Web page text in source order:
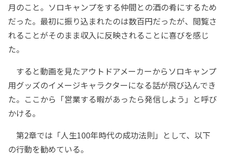
月のこと。ソロキャンプをする仲間との酒の肴にするため
だった。最初に振り込まれたのは数百円だったが、閲覧さ
れることがそのまま収入に反映されることに喜びを感じ
た。
すると動画を見たアウトドアメーカーからソロキャンプ
用グッズのイメージキャラクターになる話が飛び込んでき
た。ここから「営業する暇があったら発信しよう」と呼び
かける。
第2章では「人生100年時代の成功法則」として、以下
の行動を勧めている。